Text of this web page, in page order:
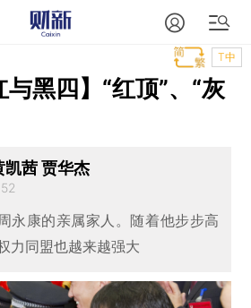
T中
与黑四】“红顶”、“灰
凯茜 贾华杰
永康的亲属家人。随着他步步高
力同盟也越来越强大